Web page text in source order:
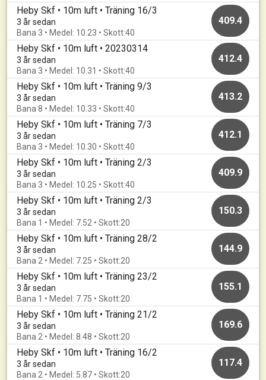
Heby Skf • 10m luft • Träning 16/3
3 år sedan
Bana 3 • Medel: 10.23 • Skott:40
409.4
Heby Skf • 10m luft • 20230314
3 år sedan
Bana 3 • Medel: 10.31 • Skott:40
412.4
Heby Skf • 10m luft • Träning 9/3
3 år sedan
Bana 8 • Medel: 10.33 • Skott:40
413.2
Heby Skf • 10m luft • Träning 7/3
3 år sedan
Bana 3 • Medel: 10.30 • Skott:40
412.1
Heby Skf • 10m luft • Träning 2/3
3 år sedan
Bana 3 • Medel: 10.25 • Skott:40
409.9
Heby Skf • 10m luft • Träning 2/3
3 år sedan
Bana 1 • Medel: 7.52 • Skott:20
150.3
Heby Skf • 10m luft • Träning 28/2
3 år sedan
Bana 2 • Medel: 7.25 • Skott:20
144.9
Heby Skf • 10m luft • Träning 23/2
3 år sedan
Bana 1 • Medel: 7.75 • Skott:20
155.1
Heby Skf • 10m luft • Träning 21/2
3 år sedan
Bana 2 • Medel: 8.48 • Skott:20
169.6
Heby Skf • 10m luft • Träning 16/2
3 år sedan
Bana 2 • Medel: 5.87 • Skott:20
117.4